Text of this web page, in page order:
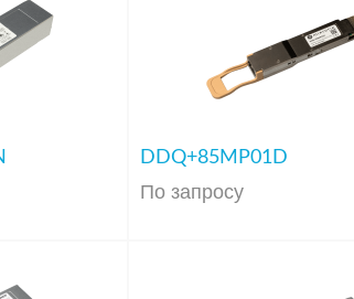
DDQ+85MP01D
По запросу